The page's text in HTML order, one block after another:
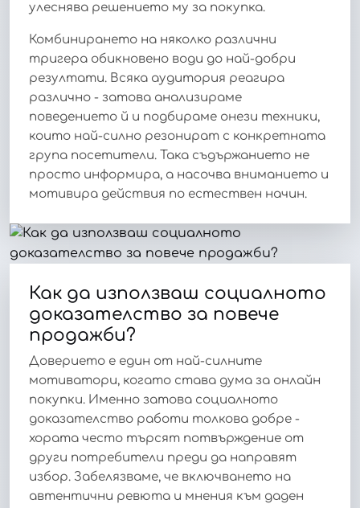
улеснява решението му за покупка.
Комбинирането на няколко различни
тригера обикновено води до най-добри
резултати. Всяка аудитория реагира
различно - затова анализираме
поведението й и подбираме онези техники,
които най-силно резонират с конкретната
група посетители. Така съдържанието не
просто информира, а насочва вниманието и
мотивира действия по естествен начин.
Как да използваш социалното
доказателство за повече
продажби?
Доверието е един от най-силните
мотиватори, когато става дума за онлайн
покупки. Именно затова социалното
доказателство работи толкова добре -
хората често търсят потвърждение от
други потребители преди да направят
избор. Забелязваме, че включването на
автентични ревюта и мнения към даден